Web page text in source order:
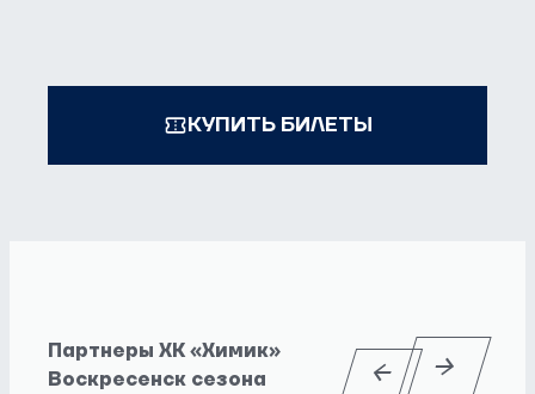
КУПИТЬ БИЛЕТЫ
Партнеры ХК «Химик»
Воскресенск сезона